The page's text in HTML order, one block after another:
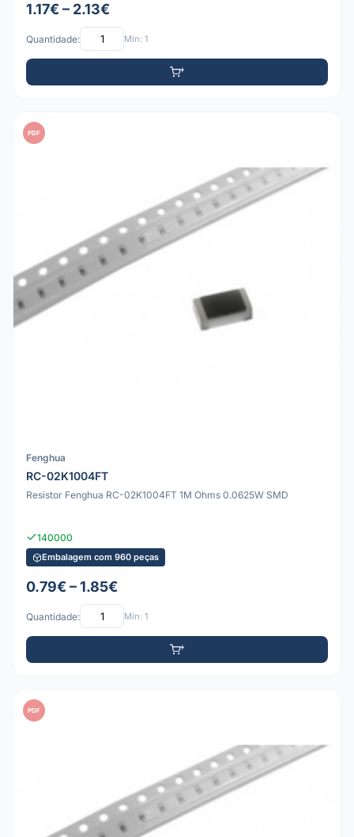
1.17€ – 2.13€
Quantidade: Mín: 1
PDF
Fenghua
RC-02K1004FT
Resistor Fenghua RC-02K1004FT 1M Ohms 0.0625W SMD
140000
Embalagem com 960 peças
0.79€ – 1.85€
Quantidade: Mín: 1
PDF